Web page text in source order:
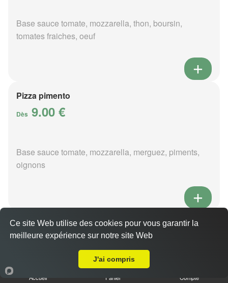
Base sauce tomate, mozzarella, thon, boursin,
tomates fraiches, oeuf
Pizza pimento
Dès 9.00 €
Base sauce tomate, mozzarella, merguez, piments,
oignons
Pizza poivre
9.00 €
Accueil Panier Compte
Ce site Web utilise des cookies pour vous garantir la
meilleure expérience sur notre site Web
J'ai compris